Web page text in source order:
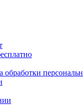
обработки